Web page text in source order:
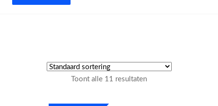
Toont alle 11 resultaten